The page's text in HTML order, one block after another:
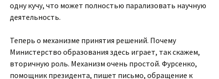
одну кучу, что может полностью парализовать научную
деятельность.
Теперь о механизме принятия решений. Почему
Министерство образования здесь играет, так скажем,
вторичную роль. Механизм очень простой. Фурсенко,
помощник президента, пишет письмо, обращение к